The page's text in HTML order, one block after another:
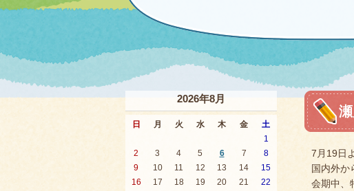
7月19日
国内外か
会期中、
2026年8月
日 月 火 水 木 金 土
1
2
3 4 5 6 7
8
9
10 11 12 13 14
15
16
17 18 19 20 21
22